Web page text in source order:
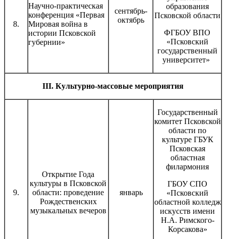
8.
Научно-практическая
конференция «Первая
Мировая война в
истории Псковской
губернии»
сентябрь-
октябрь
образования
Псковской области
ФГБОУ ВПО
«Псковский
государственный
университет»
III. Культурно-массовые мероприятия
9.
Открытие Года
культуры в Псковской
области: проведение
Рождественских
музыкальных вечеров
январь
Государственный
комитет Псковской
области по
культуре ГБУК
Псковская
областная
филармония
ГБОУ СПО
«Псковский
областной колледж
искусств имени
Н.А. Римского-
Корсакова»